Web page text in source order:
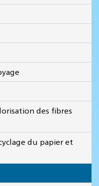
des fibres
du papier et